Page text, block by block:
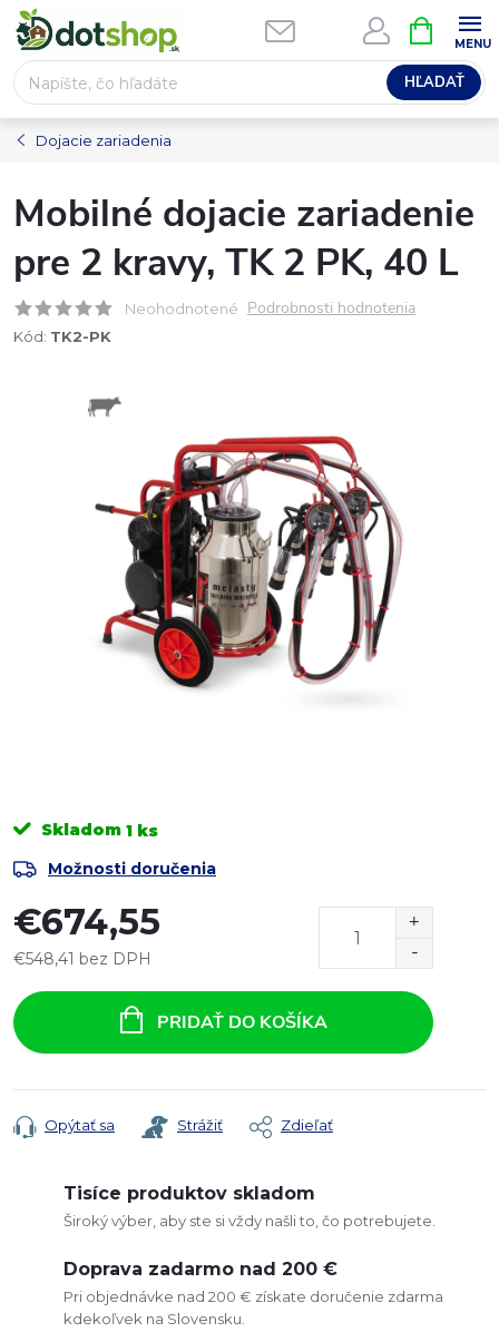
Prejsť
na
obsah
HĽADAŤ
KOŠÍK
Dojacie zariadenia
Mobilné dojacie zariadenie
pre 2 kravy, TK 2 PK, 40 L
Neohodnotené Podrobnosti hodnotenia
Kód: TK2-PK
Skladom 1 ks
Možnosti doručenia
€674,55
€548,41 bez DPH
cena:
PRIDAŤ DO KOŠÍKA
Opýtať sa Strážiť Zdieľať
Tisíce produktov skladom
Široký výber, aby ste si vždy našli to, čo potrebujete.
Doprava zadarmo nad 200 €
Pri objednávke nad 200 € získate doručenie zdarma
kdekoľvek na Slovensku.